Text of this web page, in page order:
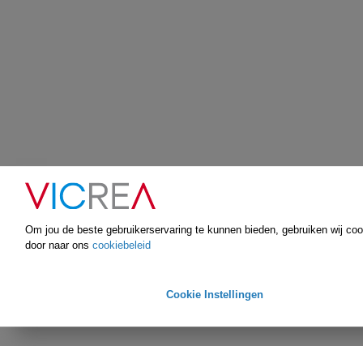
Om jou de beste gebruikerservaring te kunnen bieden, gebruiken wij
door naar ons cookiebeleid
Cookie Instellingen